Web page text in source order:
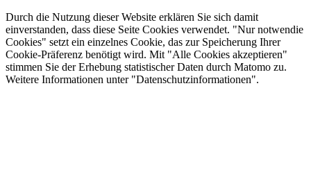
Durch die Nutzung dieser Website erklären Sie sich damit
einverstanden, dass diese Seite Cookies verwendet. "Nur notwendie
Cookies" setzt ein einzelnes Cookie, das zur Speicherung Ihrer
Cookie-Präferenz benötigt wird. Mit "Alle Cookies akzeptieren"
stimmen Sie der Erhebung statistischer Daten durch Matomo zu.
Weitere Informationen unter "Datenschutzinformationen".